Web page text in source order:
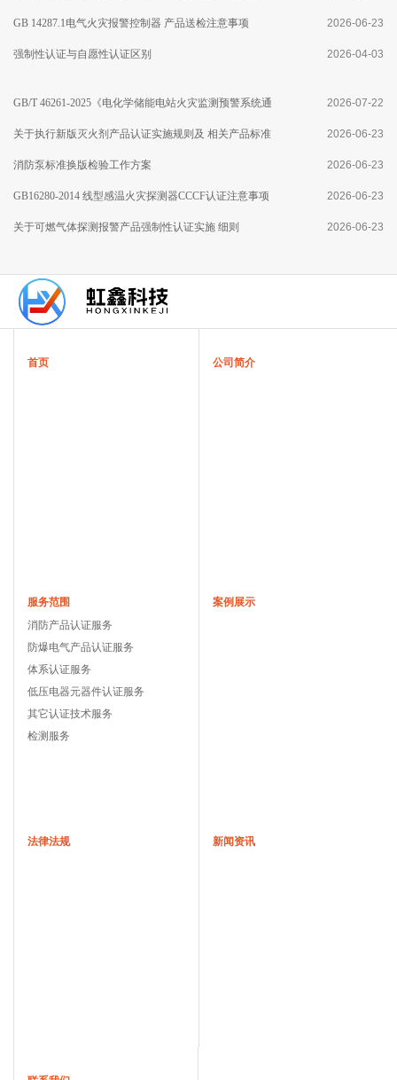
区别？
GB 14287.1电气火灾报警控制器 产品送检注意事项 2026-06-23
强制性认证与自愿性认证区别 2026-04-03
GB/T 46261-2025《电化学储能电站火灾监测预警系统通
用技术要求》标准分析
2026-07-22
关于执行新版灭火剂产品认证实施规则及 相关产品标准
有关要求的通知
2026-06-23
消防泵标准换版检验工作方案 2026-06-23
GB16280-2014 线型感温火灾探测器CCCF认证注意事项 2026-06-23
关于可燃气体探测报警产品强制性认证实施 细则 2026-06-23
首页 公司简介
服务范围
消防产品认证服务
防爆电气产品认证服务
体系认证服务
低压电器元器件认证服务
其它认证技术服务
检测服务
案例展示
法律法规 新闻资讯